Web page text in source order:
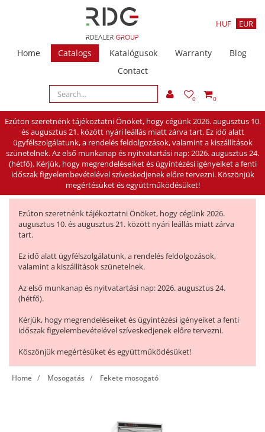
HUF EUR
Home Catalogs Katalógusok Warranty
Blog
Contact
0 0
Ezúton szeretnénk tájékoztatni Önöket, hogy cégünk 2026. augusztus 10.
és augusztus 21. között nyári leállás miatt zárva tart. Ez idő alatt
ügyfélszolgálatunk, a rendelés feldolgozások, valamint a kiszállítások
szünetelnek. Az első munkanap és nyitvatartási nap: 2026. augusztus 24.
(hétfő). Kérjük, hogy megrendeléseiket és ügyintézési igényeiket a fenti
időszak figyelembevételével szíveskedjenek előre tervezni. Köszönjük
megértésüket és együttműködésüket!
Ezúton szeretnénk tájékoztatni Önöket, hogy cégünk 2026.
augusztus 10. és augusztus 21. között nyári leállás miatt zárva
tart.
Ez idő alatt ügyfélszolgálatunk, a rendelés feldolgozások,
valamint a kiszállítások szünetelnek.
Az első munkanap és nyitvatartási nap: 2026. augusztus 24.
(hétfő).
Kérjük, hogy megrendeléseiket és ügyintézési igényeiket a fenti
időszak figyelembevételével szíveskedjenek előre tervezni.
Köszönjük megértésüket és együttműködésüket!
Home Mosogatás Fekete mosogató